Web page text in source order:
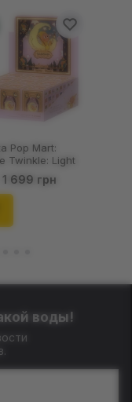
Pop Mart:
Twinkle: Light
Sets Series
1 з 10)
Edition),
1 699 грн
воды!